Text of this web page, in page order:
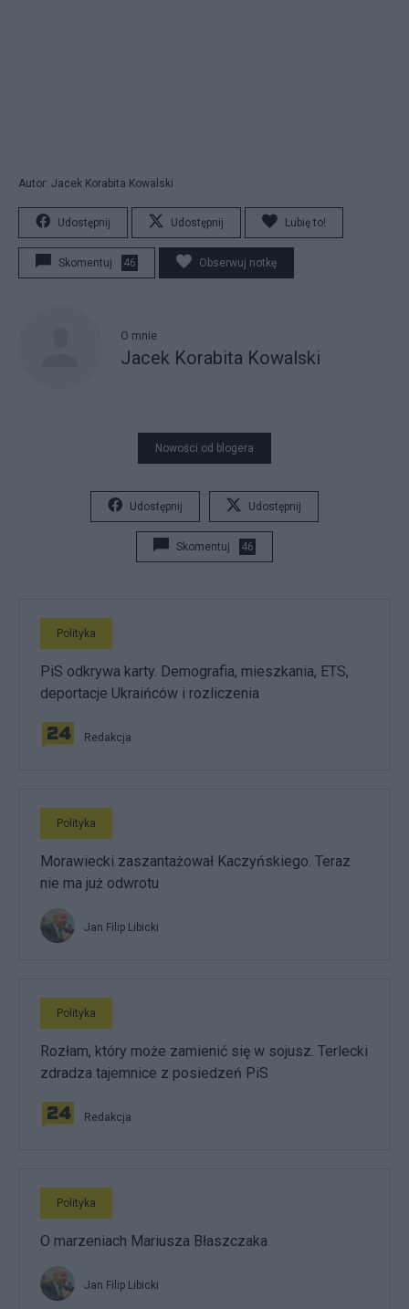
Autor: Jacek Korabita Kowalski
Udostępnij Udostępnij Lubię to!
Skomentuj 46 Obserwuj notkę
O mnie
Jacek Korabita Kowalski
Nowości od blogera
Udostępnij Udostępnij
Skomentuj 46
Polityka
PiS odkrywa karty. Demografia, mieszkania, ETS,
deportacje Ukraińców i rozliczenia
Redakcja
Polityka
Morawiecki zaszantażował Kaczyńskiego. Teraz
nie ma już odwrotu
Jan Filip Libicki
Polityka
Rozłam, który może zamienić się w sojusz. Terlecki
zdradza tajemnice z posiedzeń PiS
Redakcja
Polityka
O marzeniach Mariusza Błaszczaka
Jan Filip Libicki